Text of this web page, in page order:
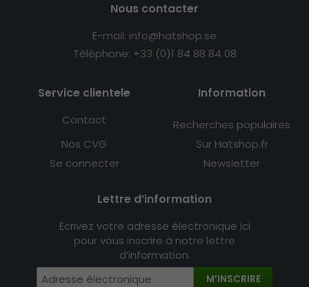
Nous contacter
E-mail: info@hatshop.se
Téléphone: +33 (0)1 84 88 84 08
Service clientele
Contact
Nos CVG
Se connecter
Information
Recherches populaires
Sur Hatshop.fr
Newsletter
Lettre d’information
Écrivez votre adresse électronique ici
pour vous inscrire à notre lettre
d’information.
M’INSCRIRE